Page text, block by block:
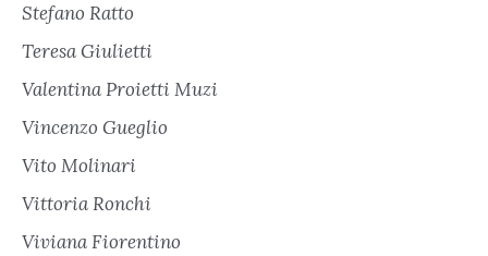
Stefano Ratto
Teresa Giulietti
Valentina Proietti Muzi
Vincenzo Gueglio
Vito Molinari
Vittoria Ronchi
Viviana Fiorentino